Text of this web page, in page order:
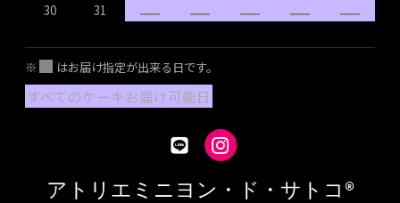
30
31
※ はお届け指定が出来る日です。
すべてのケーキお届け可能日
アトリエミニヨン・ド・サトコ®